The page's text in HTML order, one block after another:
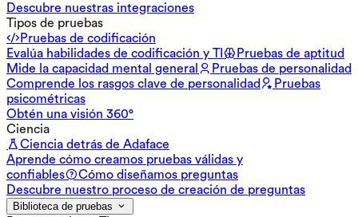
Descubre nuestras integraciones
Tipos de pruebas
Pruebas de codificación
Evalúa habilidades de codificación y TI
Pruebas de aptitud
Mide la capacidad mental general
Pruebas de personalidad
Comprende los rasgos clave de personalidad
Pruebas
psicométricas
Obtén una visión 360°
Ciencia
Ciencia detrás de Adaface
Aprende cómo creamos pruebas válidas y
confiables
Cómo diseñamos preguntas
Descubre nuestro proceso de creación de preguntas
Biblioteca de pruebas